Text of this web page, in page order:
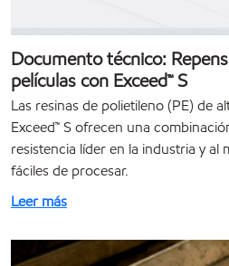
Documento técnico:
películas con Exceed™ S
Las resinas de polietileno (PE) de
Exceed™ S ofrecen una
resistencia líder en la industria y al
fáciles de procesar.
Leer más